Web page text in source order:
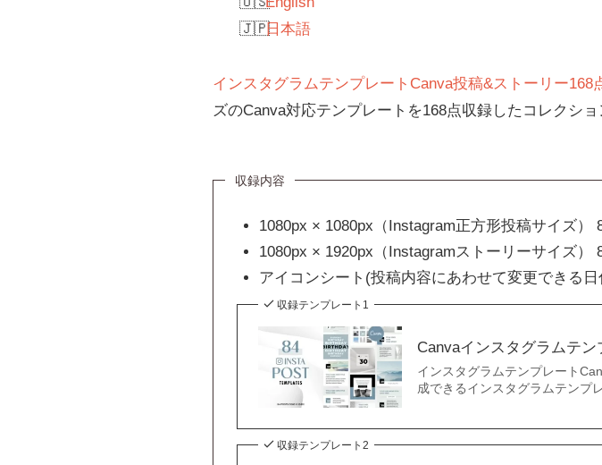
日本語
インスタグラムテンプレートCanva投稿&ストーリー168
ズのCanva対応テンプレートを168点収録したコレクショ
収録内容
1080px × 1080px（Instagram正方形投稿サイズ）
1080px × 1920px（Instagramストーリーサイズ）
アイコンシート(投稿内容にあわせて変更できる
収録テンプレート1
Canvaインスタグラムテ
インスタグラムテンプレート
成できるインスタグラムテンプ
収録テンプレート2